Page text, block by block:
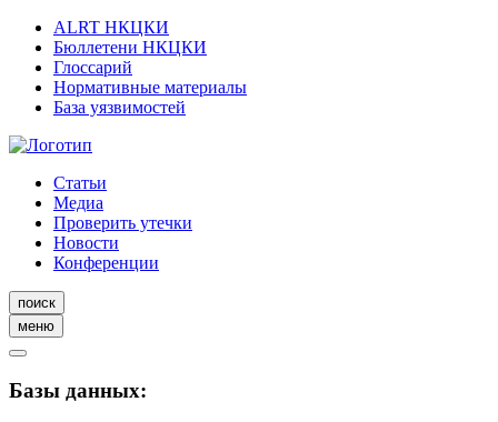
ALRT НКЦКИ
Бюллетени НКЦКИ
Глоссарий
Нормативные материалы
База уязвимостей
Статьи
Медиа
Проверить утечки
Новости
Конференции
поиск
меню
Базы данных: